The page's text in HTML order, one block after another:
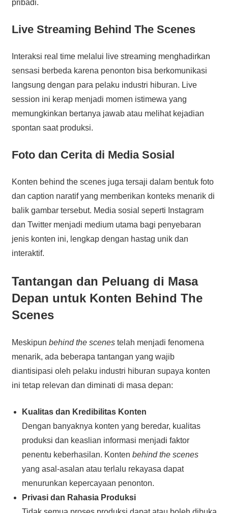
pribadi.
Live Streaming Behind The Scenes
Interaksi real time melalui live streaming menghadirkan
sensasi berbeda karena penonton bisa berkomunikasi
langsung dengan para pelaku industri hiburan. Live
session ini kerap menjadi momen istimewa yang
memungkinkan bertanya jawab atau melihat kejadian
spontan saat produksi.
Foto dan Cerita di Media Sosial
Konten behind the scenes juga tersaji dalam bentuk foto
dan caption naratif yang memberikan konteks menarik di
balik gambar tersebut. Media sosial seperti Instagram
dan Twitter menjadi medium utama bagi penyebaran
jenis konten ini, lengkap dengan hastag unik dan
interaktif.
Tantangan dan Peluang di Masa
Depan untuk Konten Behind The
Scenes
Meskipun behind the scenestelah menjadi fenomena
menarik, ada beberapa tantangan yang wajib
diantisipasi oleh pelaku industri hiburan supaya konten
ini tetap relevan dan diminati di masa depan:
Kualitas dan Kredibilitas Konten
Dengan banyaknya konten yang beredar, kualitas
produksi dan keaslian informasi menjadi faktor
penentu keberhasilan. Konten behind the scenes
yang asal-asalan atau terlalu rekayasa dapat
menurunkan kepercayaan penonton.
Privasi dan Rahasia Produksi